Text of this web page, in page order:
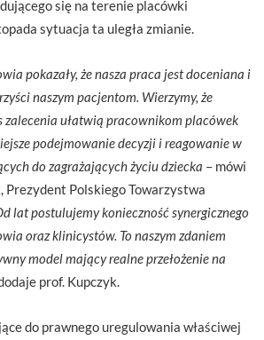
się na terenie placówki
sytuacja ta uległa zmianie.
pokazały, że nasza praca jest doceniana i
naszym pacjentom. Wierzymy, że
zalecenia ułatwią pracownikom placówek
podejmowanie decyzji i reagowanie w
do zagrażających życiu dziecka – mówi
Prezydent Polskiego Towarzystwa
lat postulujemy konieczność synergicznego
oraz klinicystów. To naszym zdaniem
model mający realne przełożenie na
prof. Kupczyk.
do prawnego uregulowania właściwej